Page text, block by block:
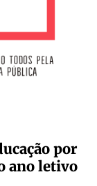
por
ano letivo